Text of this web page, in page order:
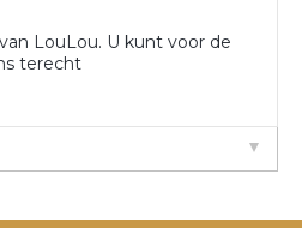
LouLou. U kunt voor de
terecht